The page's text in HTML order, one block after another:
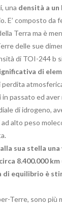
una densità a un
E’ composto da
Terra ma è
delle sue
di TOI-244 b
di
perdita
passato ed aver
di idrogeno,
alto peso
sua stella una
8.400.000 km
di equilibrio è
Terre, sono più